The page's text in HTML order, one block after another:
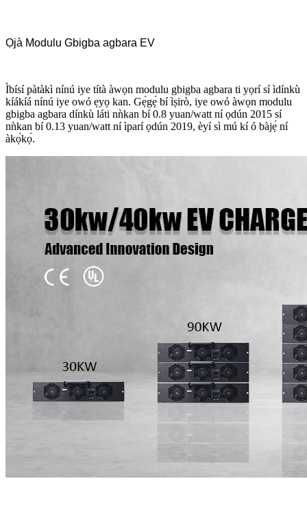
Ọjà Modulu Gbigba agbara EV
Ìbísí pàtàkì nínú iye títà àwọn modulu gbigba agbara ti yọrí sí ìdínkù
kíákíá nínú iye owó ẹyọ kan. Gẹ́gẹ́ bí ìṣirò, iye owó àwọn modulu
gbigba agbara dínkù láti nǹkan bí 0.8 yuan/watt ní ọdún 2015 sí
nǹkan bí 0.13 yuan/watt ní ìparí ọdún 2019, èyí sì mú kí ó bàjẹ́ ní
àkọ́kọ́.